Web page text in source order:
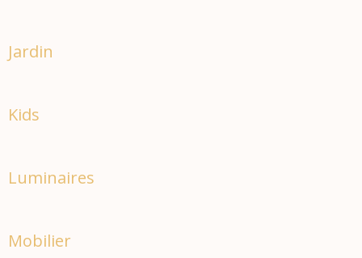
Jardin
Kids
Luminaires
Mobilier